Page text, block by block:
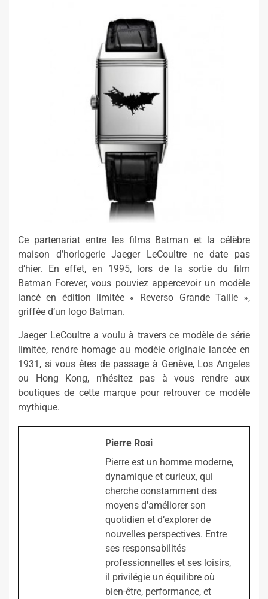
Ce partenariat entre les films Batman et la célèbre
maison d’horlogerie Jaeger LeCoultre ne date pas
d’hier. En effet, en 1995, lors de la sortie du film
Batman Forever, vous pouviez appercevoir un modèle
lancé en édition limitée « Reverso Grande Taille »,
griffée d’un logo Batman.
Jaeger LeCoultre a voulu à travers ce modèle de série
limitée, rendre homage au modèle originale lancée en
1931, si vous êtes de passage à Genève, Los Angeles
ou Hong Kong, n’hésitez pas à vous rendre aux
boutiques de cette marque pour retrouver ce modèle
mythique.
Pierre Rosi
Pierre est un homme moderne,
dynamique et curieux, qui
cherche constamment des
moyens d'améliorer son
quotidien et d’explorer de
nouvelles perspectives. Entre
ses responsabilités
professionnelles et ses loisirs,
il privilégie un équilibre où
bien-être, performance, et